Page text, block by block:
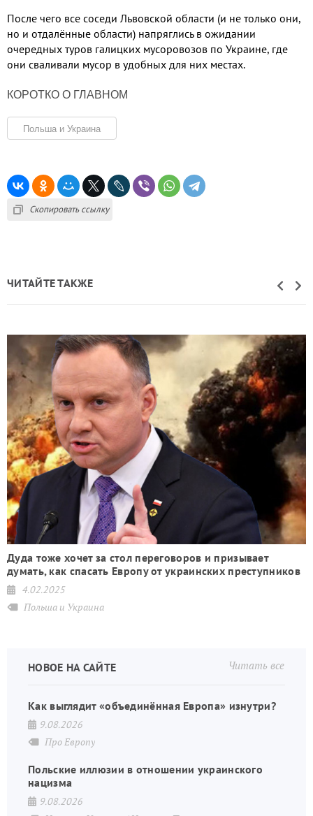
После чего все соседи Львовской области (и не только они,
но и отдалённые области) напряглись в ожидании
очередных туров галицких мусоровозов по Украине, где
они сваливали мусор в удобных для них местах.
КОРОТКО О ГЛАВНОМ
Польша и Украина
Скопировать ссылку
ЧИТАЙТЕ ТАКЖЕ
Дуда тоже хочет за стол переговоров и призывает
думать, как спасать Европу от украинских преступников
4.02.2025
Польша и Украина
Читать все
НОВОЕ НА САЙТЕ
Как выглядит «объединённая Европа» изнутри?
9.08.2026
Про Европу
Польские иллюзии в отношении украинского
нацизма
9.08.2026